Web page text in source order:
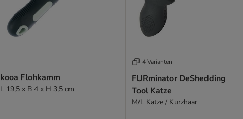
kooa Flohkamm
L 19,5 x B 4 x H 3,5 cm
4 Varianten
FURminator DeShedding
Tool Katze
M/L Katze / Kurzhaar